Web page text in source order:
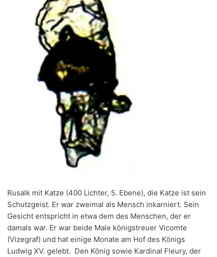
Rusalk mit Katze (400 Lichter, 5. Ebene), die Katze ist sein
Schutzgeist. Er war zweimal als Mensch inkarniert. Sein
Gesicht entspricht in etwa dem des Menschen, der er
damals war. Er war beide Male königstreuer Vicomte
(Vizegraf) und hat einige Monate am Hof des Königs
Ludwig XV. gelebt. Den König sowie Kardinal Fleury, der